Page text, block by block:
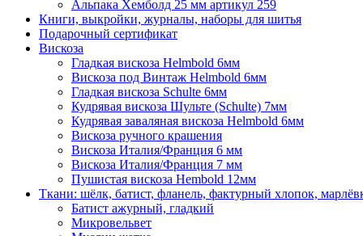
Альпака Хемболд 25 мм артикул 259
Книги, выкройки, журналы, наборы для шитья
Подарочный сертификат
Вискоза
Гладкая вискоза Helmbold 6мм
Вискоза под Винтаж Helmbold 6мм
Гладкая вискоза Schulte 6мм
Кудрявая вискоза Шульте (Schulte) 7мм
Кудрявая заваляная вискоза Helmbold 6мм
Вискоза ручного крашения
Вискоза Италия/Франция 6 мм
Вискоза Италия/Франция 7 мм
Пушистая вискоза Hembold 12мм
Ткани: шёлк, батист, фланель, фактурный хлопок,
Батист ажурный, гладкий
Микровельвет